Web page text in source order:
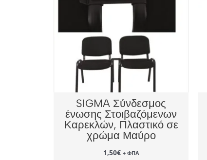
SIGMA Σύνδεσμος
ένωσης Στοιβαζόμενων
Καρεκλών, Πλαστικό σε
χρώμα Μαύρο
1,50€ + ΦΠΑ